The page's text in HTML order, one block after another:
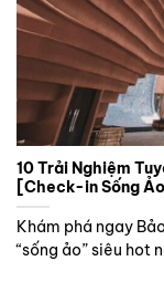
10 Trải Nghiệm
[Check-in Sống
Khám phá ngay
“sống ảo” siêu hot